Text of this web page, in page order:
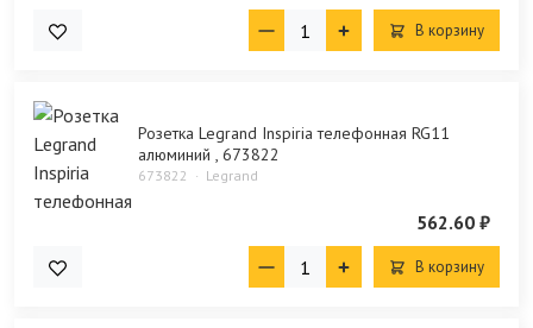
В корзину
Розетка Legrand Inspiria телефонная RG11
алюминий , 673822
673822 Legrand
562.60 ₽
В корзину